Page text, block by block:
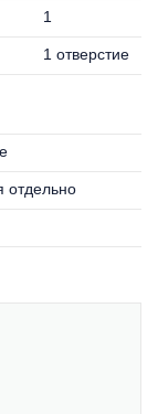
1
1 отверстие
отдельно